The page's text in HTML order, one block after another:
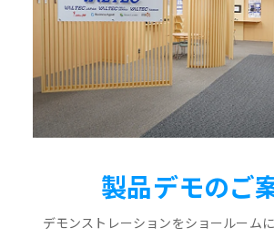
製品デモのご
デモンストレーションをショールーム